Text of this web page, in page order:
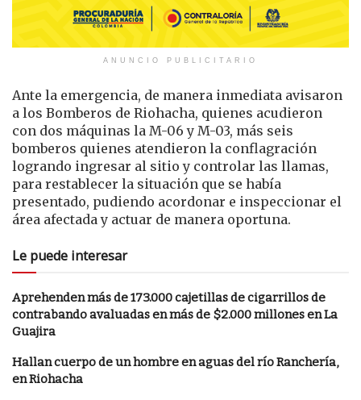
ANUNCIO PUBLICITARIO
Ante la emergencia, de manera inmediata avisaron
a los Bomberos de Riohacha, quienes acudieron
con dos máquinas la M-06 y M-03, más seis
bomberos quienes atendieron la conflagración
logrando ingresar al sitio y controlar las llamas,
para restablecer la situación que se había
presentado, pudiendo acordonar e inspeccionar el
área afectada y actuar de manera oportuna.
Le puede interesar
Aprehenden más de 173.000 cajetillas de cigarrillos de
contrabando avaluadas en más de $2.000 millones en La
Guajira
Hallan cuerpo de un hombre en aguas del río Ranchería,
en Riohacha